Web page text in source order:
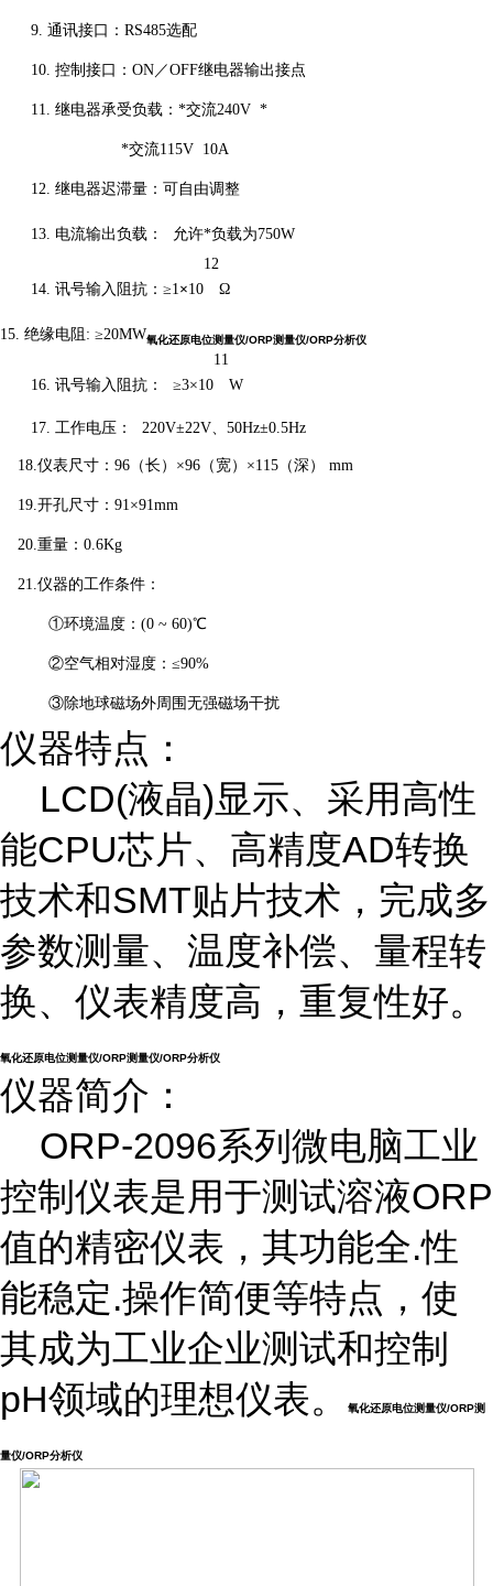
9. 通讯接口： RS485选配
10. 控制接口： ON／OFF继电器输出接点
11. 继电器承受负载： *交流240V *
*交流115V 10A
12. 继电器迟滞量： 可自由调整
13. 电流输出负载： 允许*负载为750W
14. 讯号输入阻抗： ≥1 ×10
12
Ω
15. 绝缘电阻 : ≥20MW氧化还原电位测量仪/ORP测量仪/ORP分析仪
16. 讯号输入阻抗： ≥3×10
11
W
17. 工作电压： 220V±22V、50Hz±0.5Hz
18.仪表尺寸： 96 （长） ×96 （宽） ×115 （深） mm
19.开孔尺寸：91×91mm
20.重量： 0.6Kg
21.仪器的工作条件：
①环境温度： (0 ~ 60)℃
②空气相对湿度： ≤90%
③除地球磁场外周围无强磁场干扰
仪器特点：
LCD(液晶)显示、采用高性
能CPU芯片、高精度AD转换
技术和SMT贴片技术，完成多
参数测量、温度补偿、量程转
换、仪表精度高，重复性好。
氧化还原电位测量仪/ORP测量仪/ORP分析仪
仪器简介：
ORP-2096系列微电脑工业
控制仪表是用于测试溶液ORP
值的精密仪表，其功能全.性
能稳定.操作简便等特点，使
其成为工业企业测试和控制
pH领域的理想仪表。
氧化还原电位测量仪/ORP测
量仪/ORP分析仪